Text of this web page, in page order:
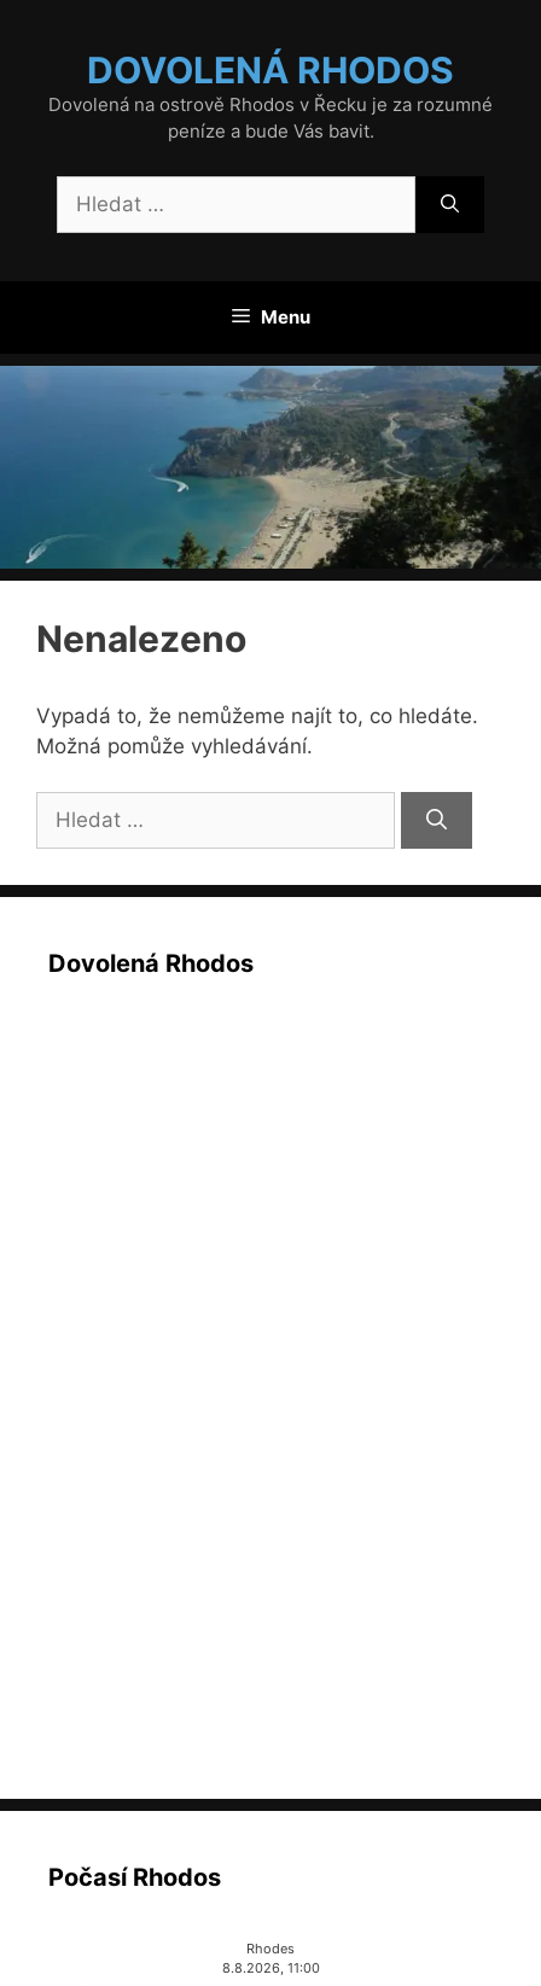
DOVOLENÁ RHODOS
Dovolená na ostrově Rhodos v Řecku je za rozumné
peníze a bude Vás bavit.
Menu
Nenalezeno
Vypadá to, že nemůžeme najít to, co hledáte.
Možná pomůže vyhledávání.
Hledat:
Dovolená Rhodos
Počasí Rhodos
Rhodes
8.8.2026, 11:00